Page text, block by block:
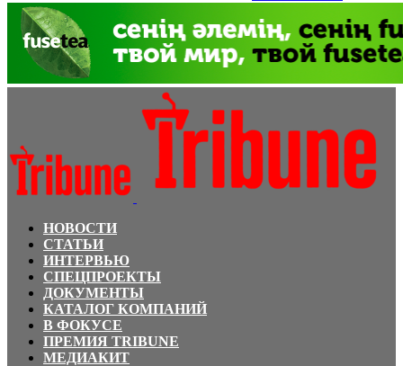
НОВОСТИ
СТАТЬИ
ИНТЕРВЬЮ
СПЕЦПРОЕКТЫ
ДОКУМЕНТЫ
КАТАЛОГ КОМПАНИЙ
В ФОКУСЕ
ПРЕМИЯ TRIBUNE
МЕДИАКИТ